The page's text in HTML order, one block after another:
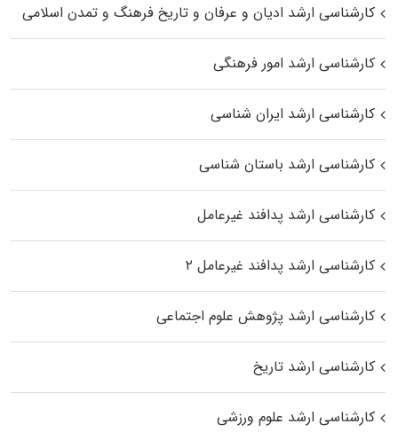
کارشناسی ارشد ادیان و عرفان و تاریخ فرهنگ و تمدن اسلامی
کارشناسی ارشد امور فرهنگی
کارشناسی ارشد ایران شناسی
کارشناسی ارشد باستان شناسی
کارشناسی ارشد پدافند غیرعامل
کارشناسی ارشد پدافند غیرعامل ۲
کارشناسی ارشد پژوهش علوم اجتماعی
کارشناسی ارشد تاریخ
کارشناسی ارشد علوم ورزشی